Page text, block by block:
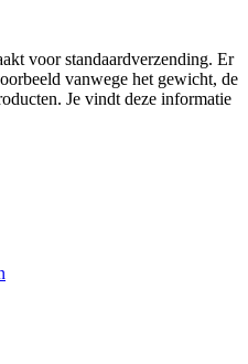
voor standaardverzending. Er
vanwege het gewicht, de
Je vindt deze informatie